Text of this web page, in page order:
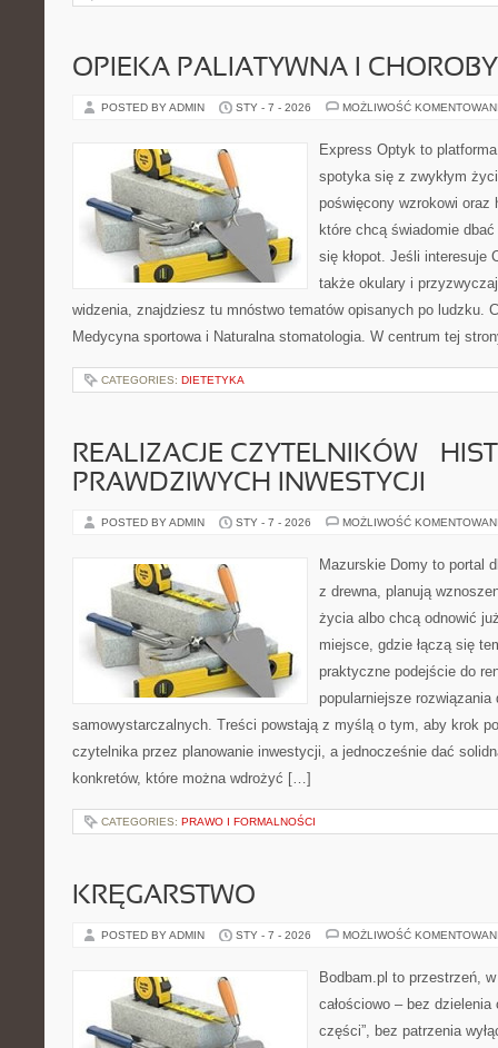
OPIEKA PALIATYWNA I
POSTED BY ADMIN STY - 7 - 2026 MOŻLIWOŚĆ
Express Optyk to
spotyka się z zwykłym
poświęcony wzrokowi oraz
które chcą świadomie
się kłopot. Jeśli interesuje
także okulary i
widzenia, znajdziesz tu mnóstwo tematów opisanych po ludzku.
Medycyna sportowa i Naturalna stomatologia. W centrum tej
CATEGORIES: DIETETYKA
REALIZACJE CZYTELNIKÓW –
PRAWDZIWYCH INWESTYCJI
POSTED BY ADMIN STY - 7 - 2026 MOŻLIWOŚĆ
Mazurskie Domy to portal
z drewna, planują
życia albo chcą odnowić
miejsce, gdzie łączą się
praktyczne podejście do
popularniejsze rozwiązania
samowystarczalnych. Treści powstają z myślą o tym, aby krok
czytelnika przez planowanie inwestycji, a jednocześnie dać
konkretów, które można wdrożyć […]
CATEGORIES: PRAWO I FORMALNOŚCI
KRĘGARSTWO
POSTED BY ADMIN STY - 7 - 2026 MOŻLIWOŚĆ
Bodbam.pl to przestrzeń,
całościowo – bez dzielenia
części”, bez patrzenia